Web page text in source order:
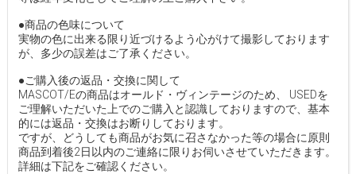
●商品の色味について
実物の色に出来る限り近づけるよう心がけて撮影しております
が、多少の誤差はご了承ください。
●ご購入後の返品・交換に関して
MASCOT/Eの商品はオールド・ヴィンテージのため、 USEDを
ご理解いただいた上でのご購入と認識しておりますので、基本
的には返品・交換はお断りしております。
ですが、どうしても商品がお気に召さなかった等の場合に原則
商品到着後2日以内のご連絡に限りお伺いさせていただきます。
詳細は下記をご確認ください。